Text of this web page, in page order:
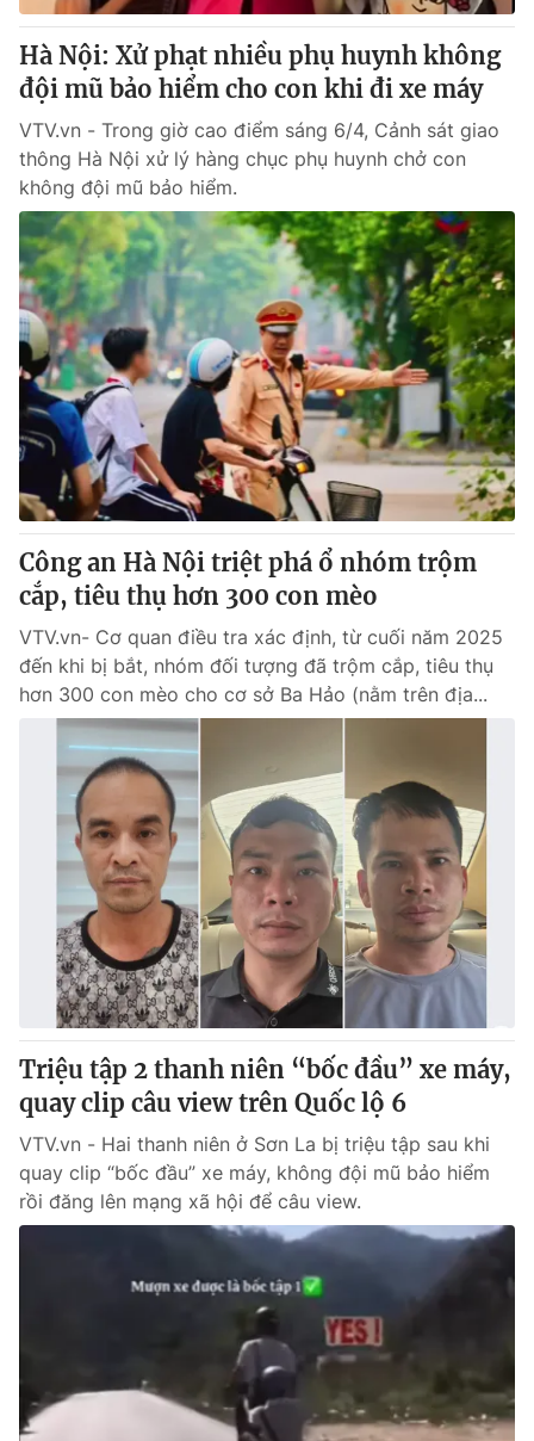
Hà Nội: Xử phạt nhiều phụ huynh không
đội mũ bảo hiểm cho con khi đi xe máy
VTV.vn - Trong giờ cao điểm sáng 6/4, Cảnh sát giao
thông Hà Nội xử lý hàng chục phụ huynh chở con
không đội mũ bảo hiểm.
Công an Hà Nội triệt phá ổ nhóm trộm
cắp, tiêu thụ hơn 300 con mèo
VTV.vn- Cơ quan điều tra xác định, từ cuối năm 2025
đến khi bị bắt, nhóm đối tượng đã trộm cắp, tiêu thụ
hơn 300 con mèo cho cơ sở Ba Hảo (nằm trên địa...
Triệu tập 2 thanh niên “bốc đầu” xe máy,
quay clip câu view trên Quốc lộ 6
VTV.vn - Hai thanh niên ở Sơn La bị triệu tập sau khi
quay clip “bốc đầu” xe máy, không đội mũ bảo hiểm
rồi đăng lên mạng xã hội để câu view.